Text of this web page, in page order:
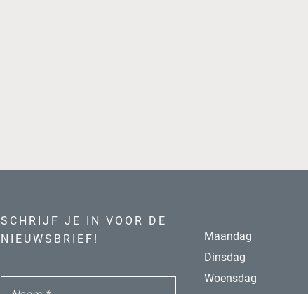
SCHRIJF JE IN VOOR DE
NIEUWSBRIEF!
Maandag
Dinsdag
Woensdag